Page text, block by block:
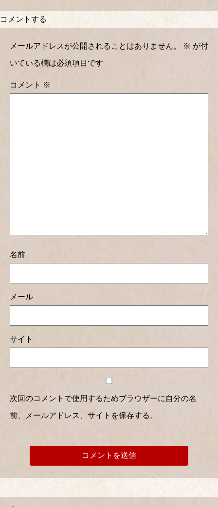
コメントする
メールアドレスが公開されることはありません。 ※ が付
いている欄は必須項目です
コメント ※
名前
メール
サイト
次回のコメントで使用するためブラウザーに自分の名
前、メールアドレス、サイトを保存する。